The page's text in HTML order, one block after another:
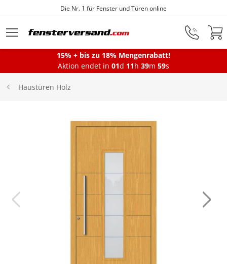
Zum Hauptinhalt springen
Fensterfabrik seit 1872
Montageservice
Terrassentüren
15% + bis zu 18% Mengenrabatt!
Aktion endet in 01d 11h 39m 58s
Haustüren Holz